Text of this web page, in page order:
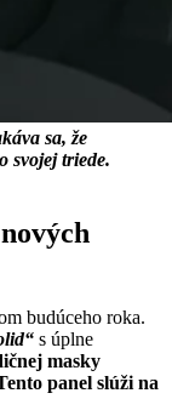
sa, že
svojej triede.
budúceho roka.
s úplne
masky
panel slúži na